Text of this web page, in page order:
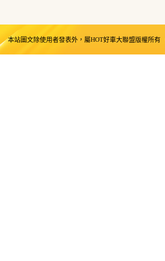
本站圖文除使用者發表外，屬HOT好車大聯盟版權所有